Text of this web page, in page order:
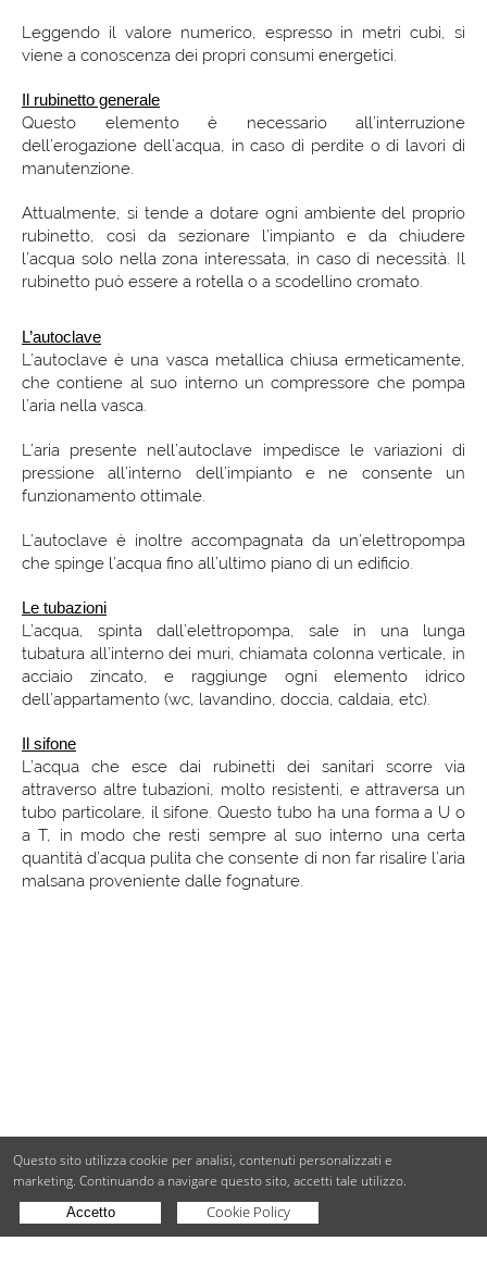
Leggendo il valore numerico, espresso in metri cubi, si
viene a conoscenza dei propri consumi energetici.
Il rubinetto generale
Questo elemento è necessario all’interruzione
dell’erogazione dell’acqua, in caso di perdite o di lavori di
manutenzione.
Attualmente, si tende a dotare ogni ambiente del proprio
rubinetto, così da sezionare l’impianto e da chiudere
l’acqua solo nella zona interessata, in caso di necessità. Il
rubinetto può essere a rotella o a scodellino cromato.
L’autoclave
L’autoclave è una vasca metallica chiusa ermeticamente,
che contiene al suo interno un compressore che pompa
l’aria nella vasca.
L’aria presente nell’autoclave impedisce le variazioni di
pressione all’interno dell’impianto e ne consente un
funzionamento ottimale.
L’autoclave è inoltre accompagnata da un’elettropompa
che spinge l’acqua fino all’ultimo piano di un edificio.
Le tubazioni
L’acqua, spinta dall’elettropompa, sale in una lunga
tubatura all’interno dei muri, chiamata colonna verticale, in
acciaio zincato, e raggiunge ogni elemento idrico
dell’appartamento (wc, lavandino, doccia, caldaia, etc).
Il sifone
L’acqua che esce dai rubinetti dei sanitari scorre via
attraverso altre tubazioni, molto resistenti, e attraversa un
tubo particolare, il sifone. Questo tubo ha una forma a U o
a T, in modo che resti sempre al suo interno una certa
quantità d’acqua pulita che consente di non far risalire l’aria
malsana proveniente dalle fognature.
Copyright © BdueB Srl PI 07755110967 Privacy Utilizzo dei cookie
Questo sito utilizza cookie per analisi, contenuti personalizzati e
marketing. Continuando a navigare questo sito, accetti tale utilizzo.
Accetto Cookie Policy